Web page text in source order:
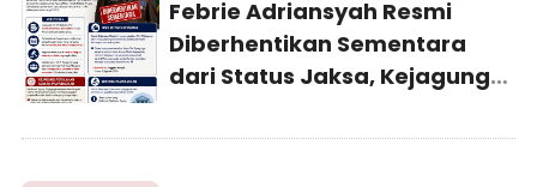
Febrie Adriansyah Resmi
Diberhentikan Sementara
dari Status Jaksa, Kejagung
Praperadilan